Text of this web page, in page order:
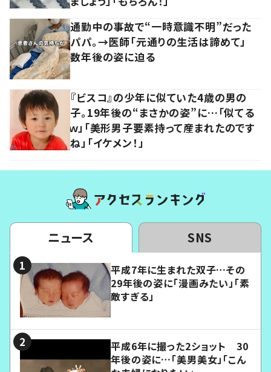
通勤中の事故で“一時意識不明”だった
パパ。→医師「元通りの生活は諦めて」
数年後の姿に迫る
『ビスコ』の少年に似ていた4歳の男の
子。19年後の“まさかの姿”に…「似てる
ｗ」「美形男子要素持って産まれたのです
ね」「イケメン！」
ニュース SNS
平成7年に生まれた双子…その
29年後の姿に「漫画みたい」「素
敵すぎる」
平成6年に撮った2ショット 30
年後の姿に…「美男美女」「こん